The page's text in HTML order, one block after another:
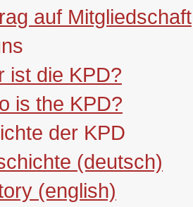
auf Mitgliedschaft
ist die KPD?
is the KPD?
der KPD
(deutsch)
(english)